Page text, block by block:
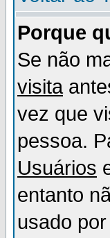
Porque
Se não
visita
vez que
pessoa.
Usuários
entanto
usado